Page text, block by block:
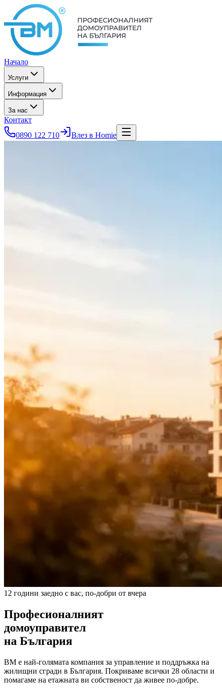
Начало
Услуги
Информация
За нас
Контакт
0890 122 710
Влез в Homie
12 години заедно с вас, по-добри от вчера
Професионалният
домоуправител
на България
ВМ е най-голямата компания за управление и поддръжка на
жилищни сгради в България. Покриваме всички 28 области и
помагаме на етажната ви собственост да живее по-добре.